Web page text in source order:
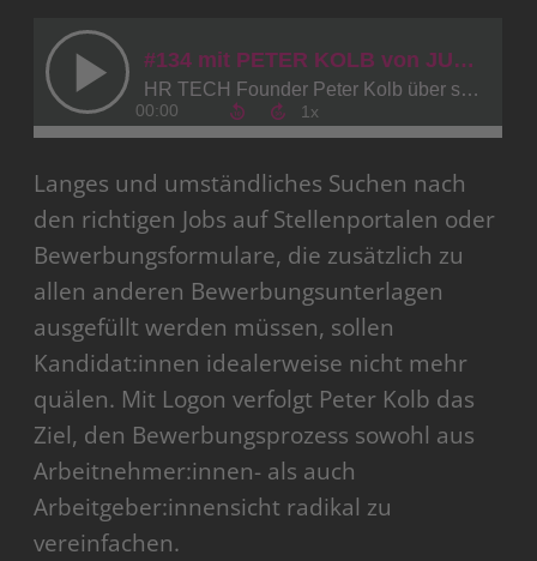
Langes und umständliches Suchen nach
den richtigen Jobs auf Stellenportalen oder
Bewerbungsformulare, die zusätzlich zu
allen anderen Bewerbungsunterlagen
ausgefüllt werden müssen, sollen
Kandidat:innen idealerweise nicht mehr
quälen. Mit Logon verfolgt Peter Kolb das
Ziel, den Bewerbungsprozess sowohl aus
Arbeitnehmer:innen- als auch
Arbeitgeber:innensicht radikal zu
vereinfachen.